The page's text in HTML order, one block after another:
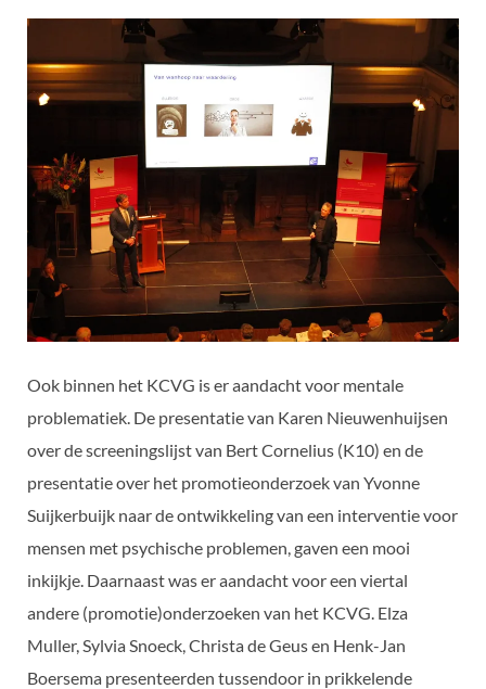
Ook binnen het KCVG is er aandacht voor mentale
problematiek. De presentatie van Karen Nieuwenhuijsen
over de screeningslijst van Bert Cornelius (K10) en de
presentatie over het promotieonderzoek van Yvonne
Suijkerbuijk naar de ontwikkeling van een interventie voor
mensen met psychische problemen, gaven een mooi
inkijkje. Daarnaast was er aandacht voor een viertal
andere (promotie)onderzoeken van het KCVG. Elza
Muller, Sylvia Snoeck, Christa de Geus en Henk-Jan
Boersema presenteerden tussendoor in prikkelende